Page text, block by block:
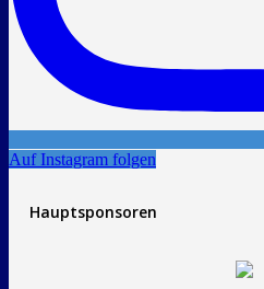
Auf Instagram folgen
Hauptsponsoren